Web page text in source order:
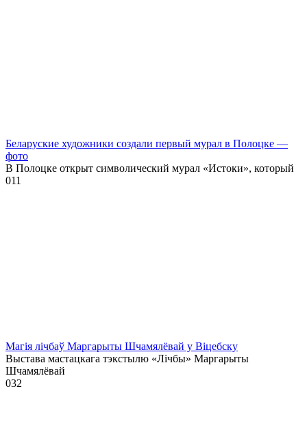
Беларуские художники создали первый мурал в Полоцке —
фото
В Полоцке открыт символический мурал «Истоки», который
011
Магія лічбаў Маргарыты Шчамялёвай у Віцебску
Выстава мастацкага тэкстылю «Лічбы» Маргарыты
Шчамялёвай
032